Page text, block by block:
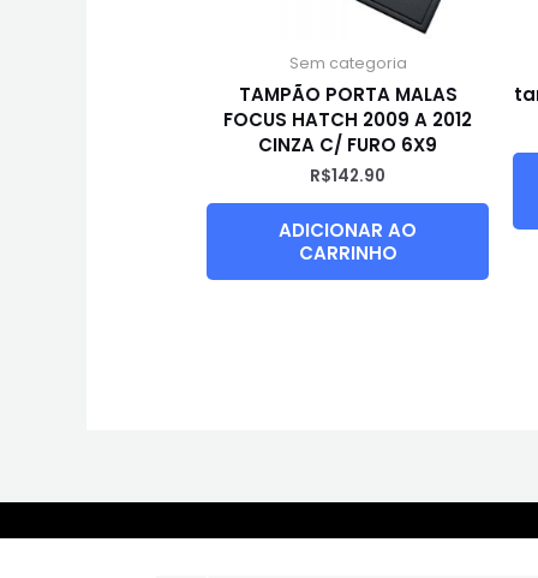
Sem categoria
TAMPÃO PORTA MALAS
FOCUS HATCH 2009 A 2012
CINZA C/ FURO 6X9
R$142.90
ADICIONAR AO
CARRINHO